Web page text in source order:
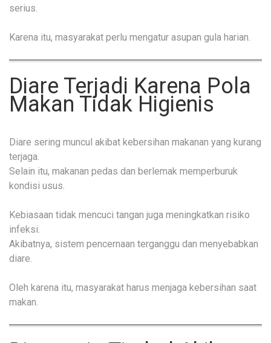
serius.
Karena itu, masyarakat perlu mengatur asupan gula harian.
Diare Terjadi Karena Pola
Makan Tidak Higienis
Diare sering muncul akibat kebersihan makanan yang kurang
terjaga.
Selain itu, makanan pedas dan berlemak memperburuk
kondisi usus.
Kebiasaan tidak mencuci tangan juga meningkatkan risiko
infeksi.
Akibatnya, sistem pencernaan terganggu dan menyebabkan
diare.
Oleh karena itu, masyarakat harus menjaga kebersihan saat
makan.